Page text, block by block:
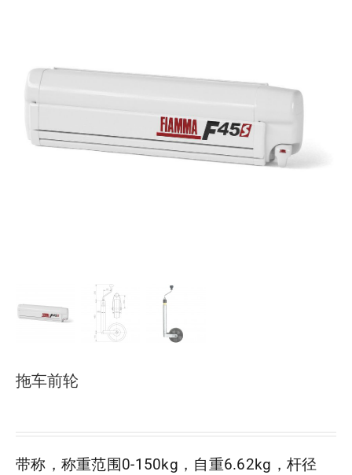
下载
使用指南
拖车前轮
带称，称重范围0-150kg，自重6.62kg，杆径